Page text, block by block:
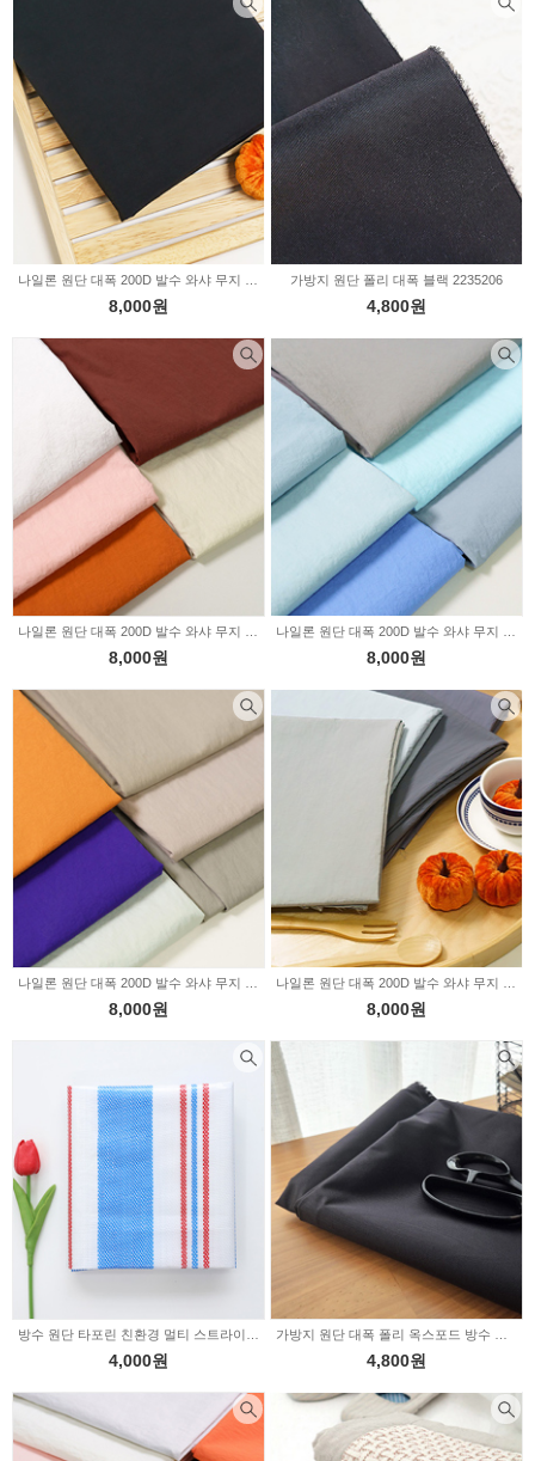
8,000원
가방지 원단 폴리 대폭 블랙 2235206
4,800원
8,000원 8,000원
8,000원 8,000원
방수 원단 타포린 친환경 멀티 스트라이프 Z2018
4,000원
가방지 원단 대폭 폴리 옥스포드 방수 무지 블랙 2232677
4,800원